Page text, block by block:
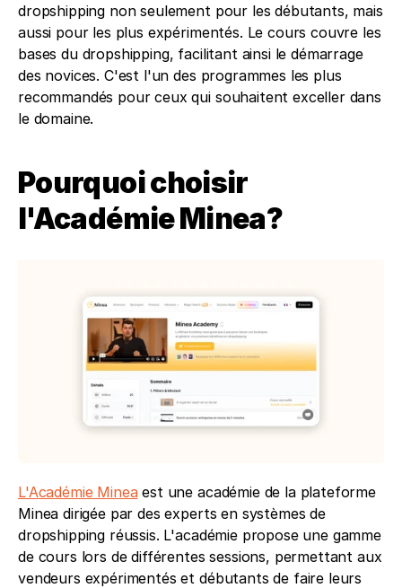
dropshipping non seulement pour les débutants, mais
aussi pour les plus expérimentés. Le cours couvre les
bases du dropshipping, facilitant ainsi le démarrage
des novices. C'est l'un des programmes les plus
recommandés pour ceux qui souhaitent exceller dans
le domaine.
Pourquoi choisir
l'Académie Minea?
L'Académie Minea est une académie de la plateforme
Minea dirigée par des experts en systèmes de
dropshipping réussis. L'académie propose une gamme
de cours lors de différentes sessions, permettant aux
vendeurs expérimentés et débutants de faire leurs